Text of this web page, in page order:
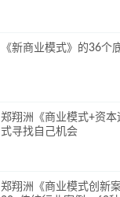
《新商业模式》的36个
郑翔洲《商业模式+资
式寻找自己机会
郑翔洲《商业模式创新